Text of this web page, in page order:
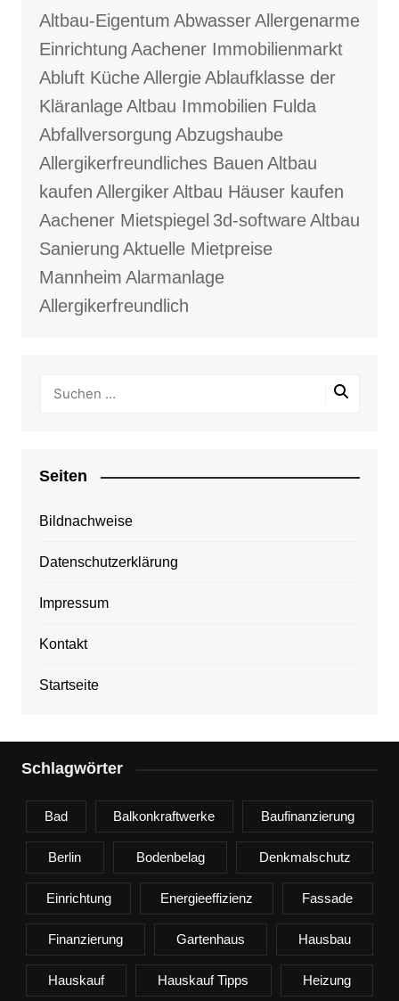
Altbau-Eigentum AbwasserAllergenarme
Einrichtung Aachener Immobilienmarkt
Abluft KücheAllergieAblaufklasse der
KläranlageAltbau Immobilien Fulda
Abfallversorgung Abzugshaube
Allergikerfreundliches Bauen Altbau
kaufen AllergikerAltbau Häuser kaufen
Aachener Mietspiegel 3d-softwareAltbau
Sanierung Aktuelle Mietpreise
Mannheim Alarmanlage
Allergikerfreundlich
Seiten
Bildnachweise
Datenschutzerklärung
Impressum
Kontakt
Startseite
Schlagwörter
Bad Balkonkraftwerke Baufinanzierung
Berlin Bodenbelag Denkmalschutz
Einrichtung Energieeffizienz Fassade
Finanzierung Gartenhaus Hausbau
Hauskauf Hauskauf Tipps Heizung